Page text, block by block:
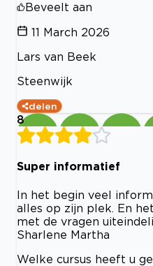
Beveelt aan
11 March 2026
Lars van Beek
Steenwijk
delen
8
Super informatief
In het begin veel
alles op zijn plek. En
met de vragen
Sharlene Martha
Welke cursus heeft u